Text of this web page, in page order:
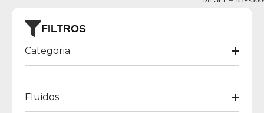
FILTROS
Categoria
Fluidos